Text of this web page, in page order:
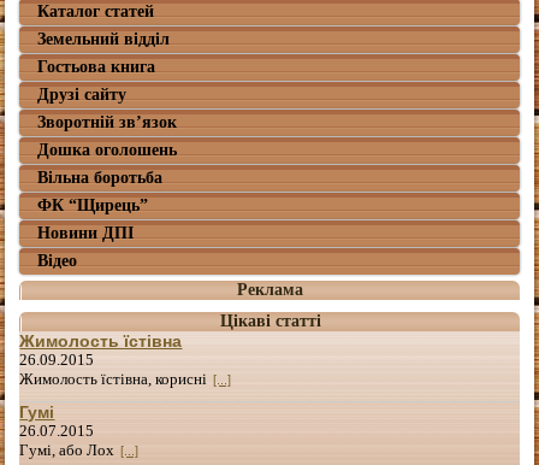
Каталог статей
Земельний відділ
Гостьова книга
Друзі сайту
Зворотній зв’язок
Дошка оголошень
Вільна боротьба
ФК “Щирець”
Новини ДПІ
Відео
Реклама
Цікаві статті
Жимолость їстівна
26.09.2015
Жимолость їстівна, корисні [...]
Гумі
26.07.2015
Гумі, або Лох [...]